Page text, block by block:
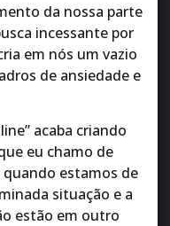
da nossa parte
incessante por
em nós um vazio
de ansiedade e
acaba criando
eu chamo de
quando estamos de
situação e a
estão em outro